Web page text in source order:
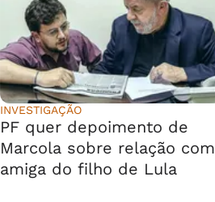
INVESTIGAÇÃO
PF quer depoimento de
Marcola sobre relação com
amiga do filho de Lula